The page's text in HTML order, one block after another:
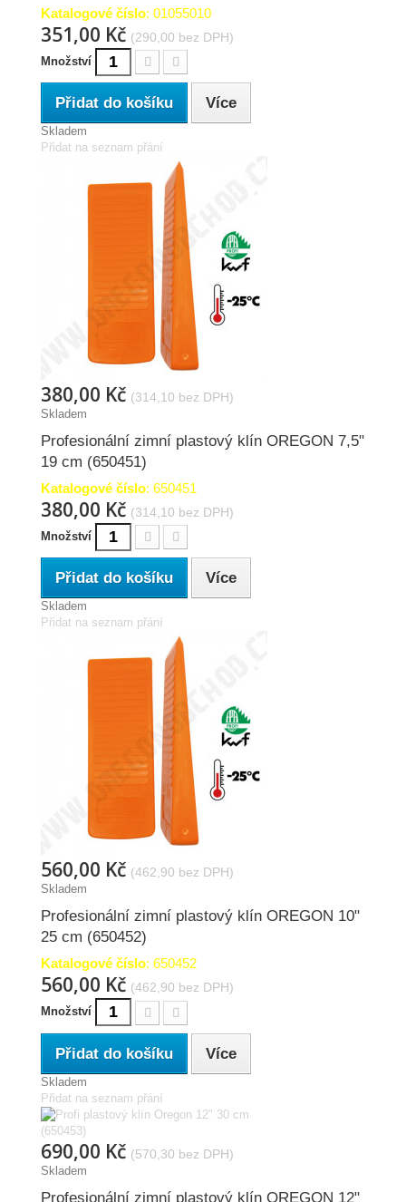
Katalogové číslo: 01055010
351,00 Kč (290,00 bez DPH)
Množství
Přidat do košíku Více
Skladem
Přidat na seznam přání
380,00 Kč (314,10 bez DPH)
Skladem
Profesionální zimní plastový klín OREGON 7,5"
19 cm (650451)
Katalogové číslo: 650451
380,00 Kč (314,10 bez DPH)
Množství
Přidat do košíku Více
Skladem
Přidat na seznam přání
560,00 Kč (462,90 bez DPH)
Skladem
Profesionální zimní plastový klín OREGON 10"
25 cm (650452)
Katalogové číslo: 650452
560,00 Kč (462,90 bez DPH)
Množství
Přidat do košíku Více
Skladem
Přidat na seznam přání
690,00 Kč (570,30 bez DPH)
Skladem
Profesionální zimní plastový klín OREGON 12"